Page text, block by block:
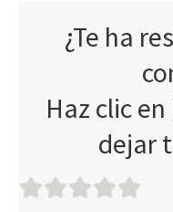
¿Te ha
Haz clic
dejar